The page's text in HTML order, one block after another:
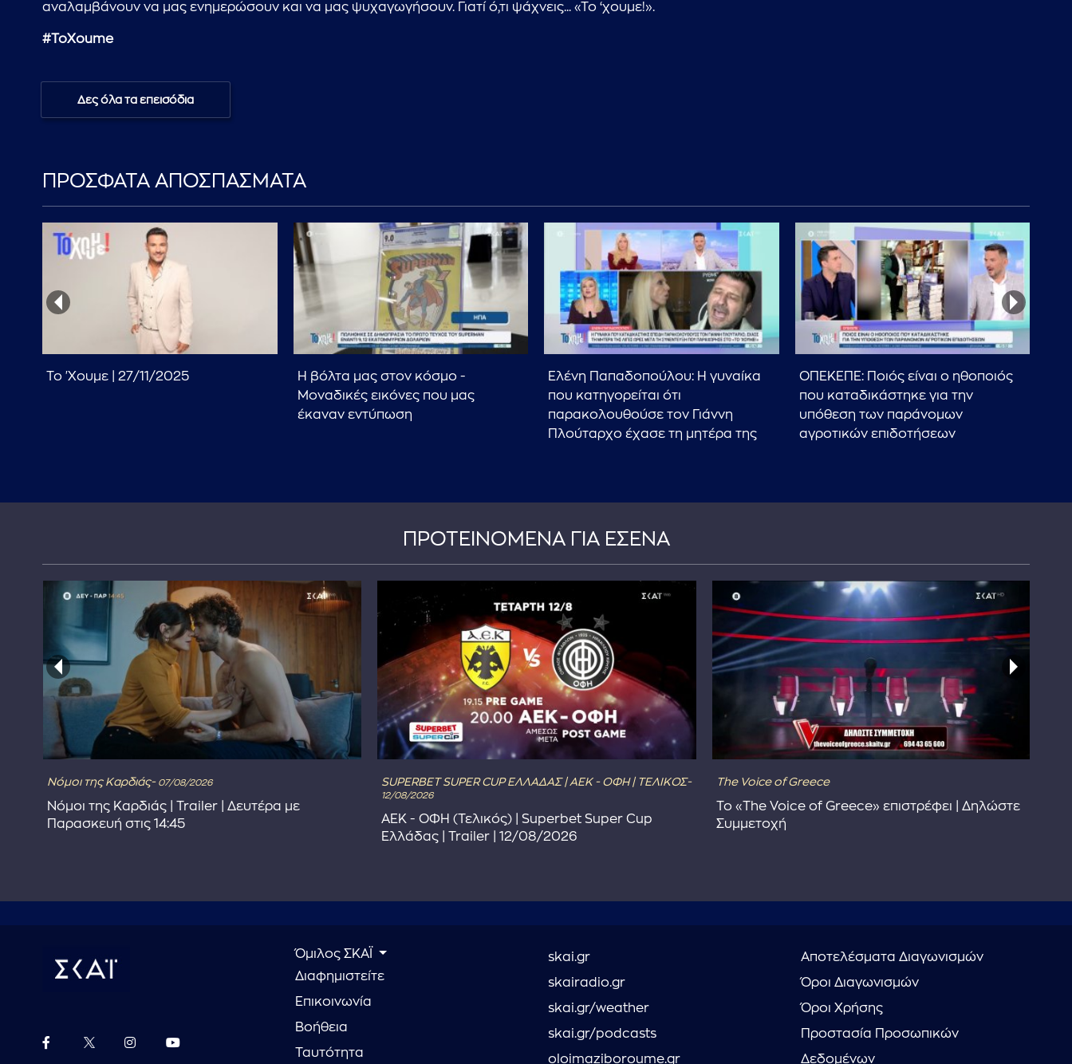
αναλαμβάνουν να μας ενημερώσουν και να μας ψυχαγωγήσουν. Γιατί ό,τι ψάχνεις... «Το ‘χουμε!».
#ToXoume
Δες όλα τα επεισόδια
ΠΡΟΣΦΑΤΑ ΑΠΟΣΠΑΣΜΑΤΑ
Το 'Χουμε | 27/11/2025
Η βόλτα μας στον κόσμο -
Μοναδικές εικόνες που μας
έκαναν εντύπωση
Ελένη Παπαδοπούλου: Η γυναίκα
που κατηγορείται ότι
παρακολουθούσε τον Γιάννη
Πλούταρχο έχασε τη μητέρα της
ΟΠΕΚΕΠΕ: Ποιός είναι ο ηθοποιός
που καταδικάστηκε για την
υπόθεση των παράνομων
αγροτικών επιδοτήσεων
ΠΡΟΤΕΙΝΟΜΕΝΑ ΓΙΑ ΕΣΕΝΑ
Νόμοι της Καρδιάς- 07/08/2026
Νόμοι της Καρδιάς | Trailer | Δευτέρα με
Παρασκευή στις 14:45
SUPERBET SUPER CUP ΕΛΛΑΔΑΣ | ΑΕΚ - ΟΦΗ | ΤΕΛΙΚΟΣ-
12/08/2026
ΑΕΚ - ΟΦΗ (Τελικός) | Superbet Super Cup
Ελλάδας | Trailer | 12/08/2026
The Voice of Greece
Το «The Voice of Greece» επιστρέφει | Δηλώστε
Συμμετοχή
Όμιλος ΣΚΑΪ
Διαφημιστείτε
Επικοινωνία
Βοήθεια
Ταυτότητα
skai.gr
skairadio.gr
skai.gr/weather
skai.gr/podcasts
oloimaziboroume.gr
Αποτελέσματα Διαγωνισμών
Όροι Διαγωνισμών
Όροι Χρήσης
Προστασία Προσωπικών
Δεδομένων